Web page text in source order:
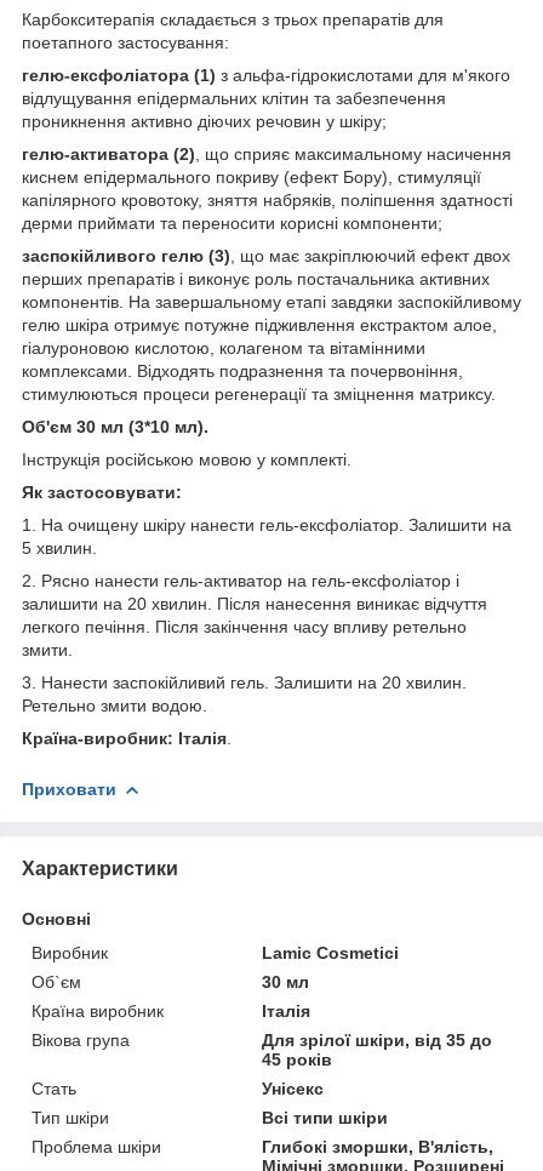
Карбокситерапія складається з трьох препаратів для
поетапного застосування:
гелю-ексфоліатора (1) з альфа-гідрокислотами для м'якого
відлущування епідермальних клітин та забезпечення
проникнення активно діючих речовин у шкіру;
гелю-активатора (2) , що сприяє максимальному насичення
киснем епідермального покриву (ефект Бору), стимуляції
капілярного кровотоку, зняття набряків, поліпшення здатності
дерми приймати та переносити корисні компоненти;
заспокійливого гелю (3) , що має закріплюючий ефект двох
перших препаратів і виконує роль постачальника активних
компонентів. На завершальному етапі завдяки заспокійливому
гелю шкіра отримує потужне підживлення екстрактом алое,
гіалуроновою кислотою, колагеном та вітамінними
комплексами. Відходять подразнення та почервоніння,
стимулюються процеси регенерації та зміцнення матриксу.
Об'єм 30 мл (3*10 мл).
Інструкція російською мовою у комплекті.
Як застосовувати:
1. На очищену шкіру нанести гель-ексфоліатор. Залишити на
5 хвилин.
2. Рясно нанести гель-активатор на гель-ексфоліатор і
залишити на 20 хвилин. Після нанесення виникає відчуття
легкого печіння. Після закінчення часу впливу ретельно
змити.
3. Нанести заспокійливий гель. Залишити на 20 хвилин.
Ретельно змити водою.
Країна-виробник: Італія
Приховати
Характеристики
Основні
Виробник
Lamic Cosmetici
Об`єм
30 мл
Країна виробник
Італія
Вікова група
Для зрілої шкіри, від 35 до
45 років
Стать
Унісекс
Тип шкіри
Всі типи шкіри
Проблема шкіри
Глибокі зморшки, В'ялість,
Мімічні зморшки, Розширені